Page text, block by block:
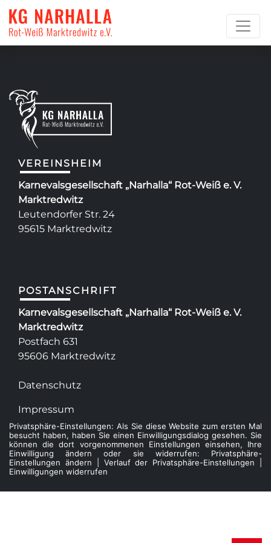
Sonja Kastner
VEREINSHEIM
Karnevalsgesellschaft „Narhalla“ Rot-Weiß e. V.
Marktredwitz
Leutendorfer Str. 24
95615 Marktredwitz
POSTANSCHRIFT
Karnevalsgesellschaft „Narhalla“ Rot-Weiß e. V.
Marktredwitz
Postfach 631
95606 Marktredwitz
Datenschutz
Impressum
Privatsphäre-Einstellungen: Als Sie diese Website zum ersten Mal
besucht haben, haben Sie einen Einwilligungsdialog gesehen. Sie
können die dort vorgenommenen Einstellungen einsehen, Ihre
Einwilligung ändern oder sie widerrufen: Privatsphäre-
Einstellungen ändern
Verlauf der Privatsphäre-Einstellungen
Einwilligungen widerrufen